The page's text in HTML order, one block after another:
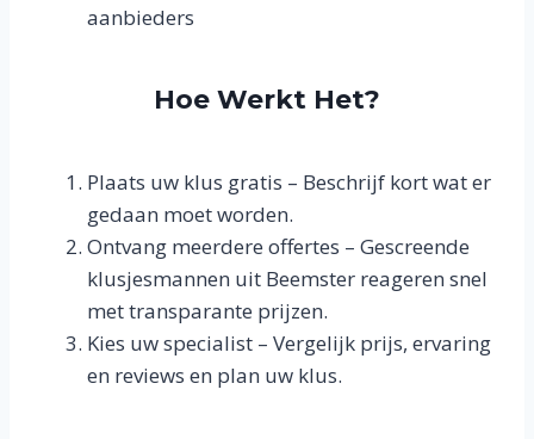
aanbieders
Hoe Werkt Het?
Plaats uw klus gratis – Beschrijf kort wat er
gedaan moet worden.
Ontvang meerdere offertes – Gescreende
klusjesmannen uit Beemster reageren snel
met transparante prijzen.
Kies uw specialist – Vergelijk prijs, ervaring
en reviews en plan uw klus.